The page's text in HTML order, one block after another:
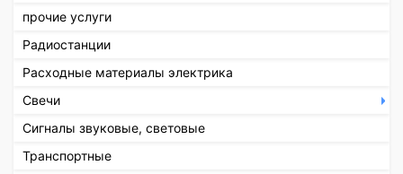
прочие услуги
Радиостанции
Расходные материалы электрика
Свечи
Сигналы звуковые, световые
Транспортные